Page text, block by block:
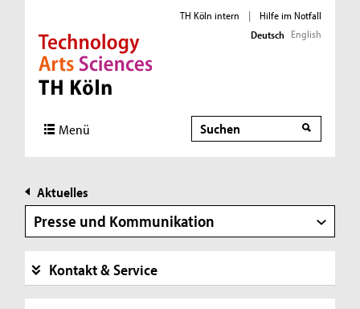
Direkt zur Hauptnavigation
Direkt zur Subnavigation
Direkt zum Inhalt
Direkt zum Fußbereich
TH Köln intern |
Hilfe im Notfall
Deutsch English
Menü Suche
Aktuelles
Presse und Kommunikation
Kontakt & Service